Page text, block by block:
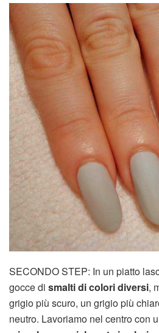
SECONDO STEP: In un piatto
gocce di smalti di colori diversi,
grigio più scuro, un grigio più
neutro. Lavoriamo nel centro con